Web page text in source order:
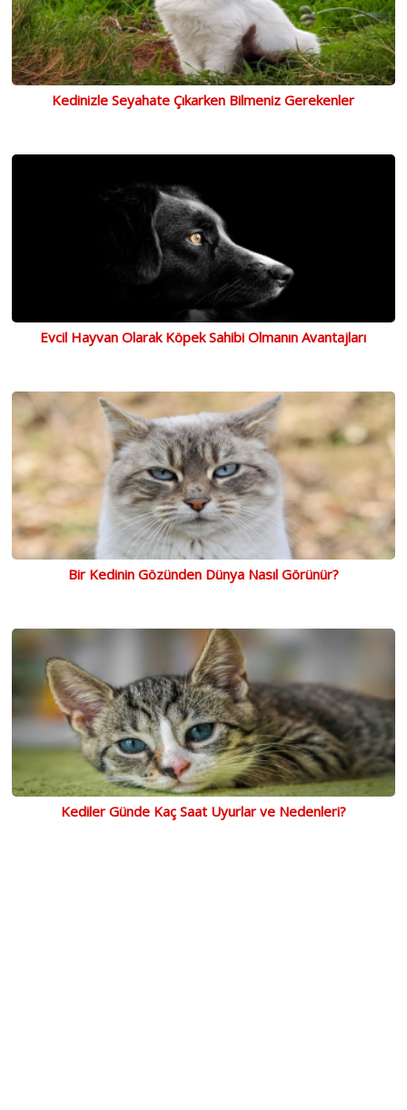
Kedinizle Seyahate Çıkarken Bilmeniz Gerekenler
Evcil Hayvan Olarak Köpek Sahibi Olmanın Avantajları
Bir Kedinin Gözünden Dünya Nasıl Görünür?
Kediler Günde Kaç Saat Uyurlar ve Nedenleri?